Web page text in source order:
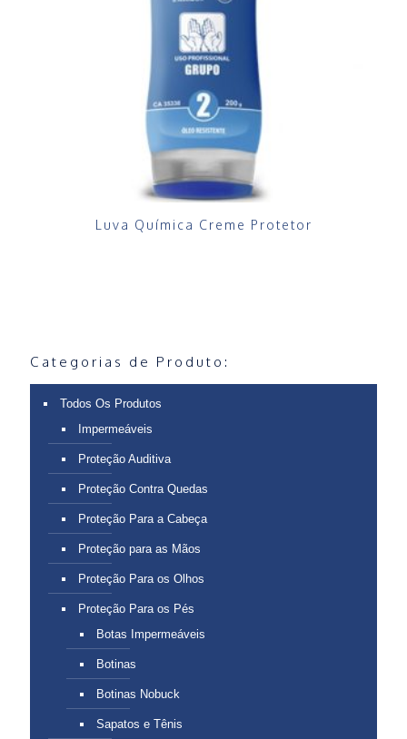
Luva Química Creme Protetor
Categorias de Produto:
Todos Os Produtos
Impermeáveis
Proteção Auditiva
Proteção Contra Quedas
Proteção Para a Cabeça
Proteção para as Mãos
Proteção Para os Olhos
Proteção Para os Pés
Botas Impermeáveis
Botinas
Botinas Nobuck
Sapatos e Tênis